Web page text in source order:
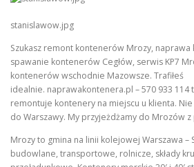
stanislawow.jpg
Szukasz remont kontenerów Mrozy, naprawa
spawanie kontenerów Cegłów, serwis KP7
kontenerów wschodnie Mazowsze. Trafiłeś
idealnie. naprawakontenera.pl – 570 933 114
remontuje kontenery na miejscu u klienta.
do Warszawy. My przyjeżdżamy do Mrozów z
Mrozy to gmina na linii kolejowej Warszawa –
budowlane, transportowe, rolnicze, składy